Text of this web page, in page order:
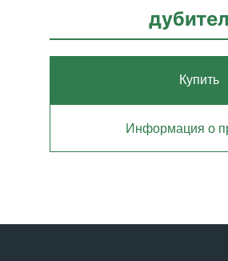
Купить
Информация о